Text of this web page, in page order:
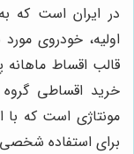
در ایران است که
اولیه، خودروی
قالب اقساط
خرید اقساطی
مونتاژی است که با
برای استفاده شخصی